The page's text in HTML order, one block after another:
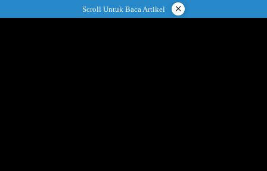
ke
Scroll Untuk Baca Artikel ×